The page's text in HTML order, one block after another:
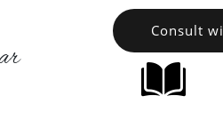
Consult